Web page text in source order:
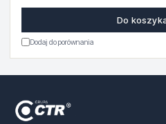
Do
Dodaj do porównania